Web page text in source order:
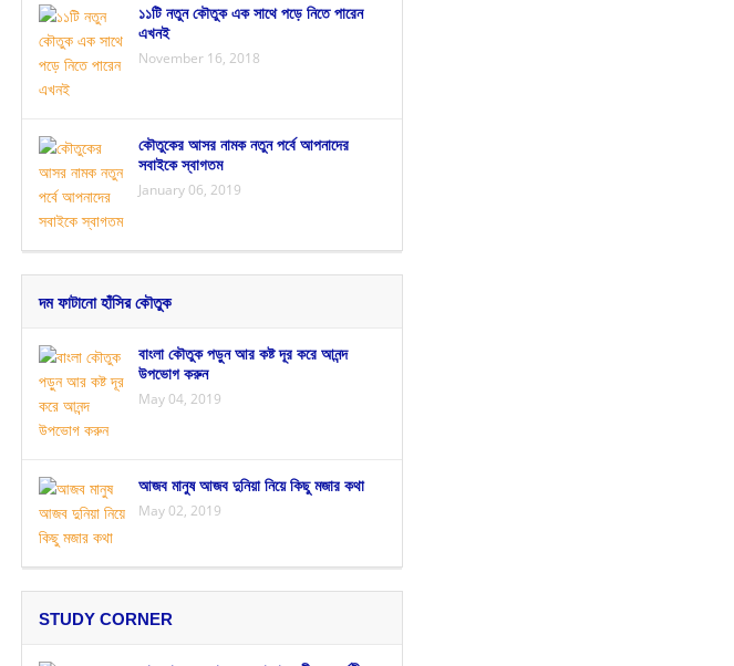
১১টি নতুন কৌতুক এক সাথে পড়ে নিতে পারেন
এখনই
November 16, 2018
কৌতুকের আসর নামক নতুন পর্বে আপনাদের
সবাইকে স্বাগতম
January 06, 2019
দম ফাটানো হাঁসির কৌতুক
বাংলা কৌতুক পড়ুন আর কষ্ট দূর করে আনন্দ
উপভোগ করুন
May 04, 2019
আজব মানুষ আজব দুনিয়া নিয়ে কিছু মজার কথা
May 02, 2019
STUDY CORNER